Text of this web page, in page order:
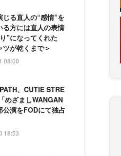
じる直人の“感情”を
る方には直人の表情
”になってくれた
ツが乾くまで＞
08:00
、CUTIE STRE
ざましWANGAN
公演をFODにて独占
18:53